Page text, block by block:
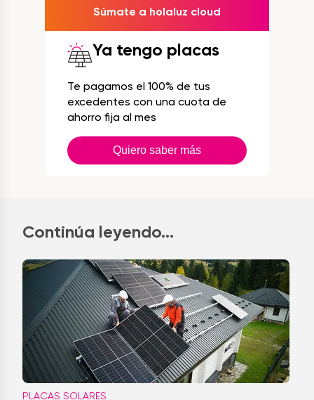
Súmate a holaluz cloud
Ya tengo placas
Te pagamos el 100% de tus
excedentes con una cuota de
ahorro fija al mes
Quiero saber más
Continúa leyendo...
PLACAS SOLARES